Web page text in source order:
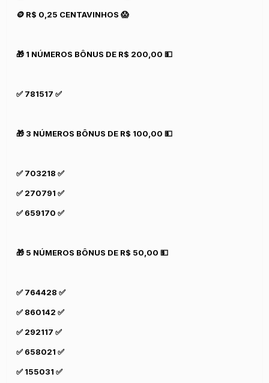
🪙 R$ 0,25 CENTAVINHOS 😱
🎁 1 NÚMEROS BÔNUS DE R$ 200,00 💵
✅ 781517 ✅
🎁 3 NÚMEROS BÔNUS DE R$ 100,00 💵
✅ 703218 ✅
✅ 270791 ✅
✅ 659170 ✅
🎁 5 NÚMEROS BÔNUS DE R$ 50,00 💵
✅ 764428 ✅
✅ 860142 ✅
✅ 292117 ✅
✅ 658021 ✅
✅ 155031 ✅